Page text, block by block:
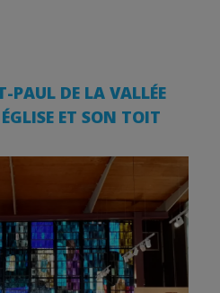
PAUL DE LA VALLÉE
ET SON TOIT